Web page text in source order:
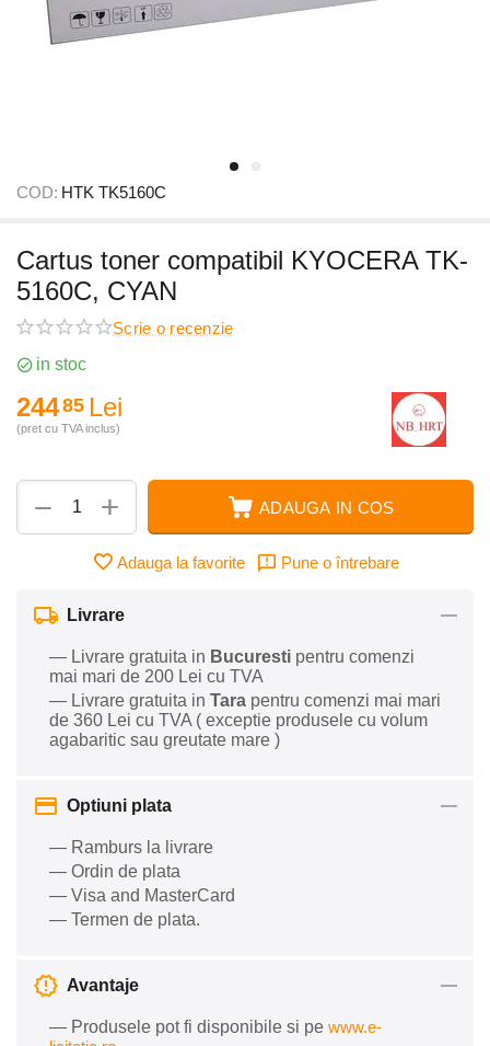
COD: HTK TK5160C
Cartus toner compatibil KYOCERA TK-
5160C, CYAN
Scrie o recenzie
in stoc
24485 Lei
(pret cu TVA inclus)
+
− ADAUGA IN COS
Adauga la favorite Pune o întrebare
Livrare
— Livrare gratuita in Bucuresti pentru comenzi
mai mari de 200 Lei cu TVA
— Livrare gratuita in Tara pentru comenzi mai mari
de 360 Lei cu TVA ( exceptie produsele cu volum
agabaritic sau greutate mare )
Optiuni plata
— Ramburs la livrare
— Ordin de plata
— Visa and MasterCard
— Termen de plata.
Avantaje
— Produsele pot fi disponibile si pe www.e-